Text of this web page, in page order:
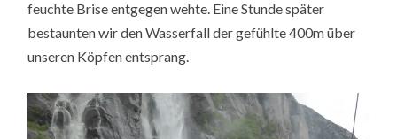
feuchte Brise entgegen wehte. Eine Stunde später
bestaunten wir den Wasserfall der gefühlte 400m über
unseren Köpfen entsprang.